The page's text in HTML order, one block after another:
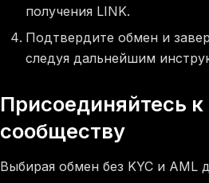
получения LINK.
Подтвердите обмен и
следуя дальнейшим
Присоединяйтесь
сообществу
Выбирая обмен без KYC и AML